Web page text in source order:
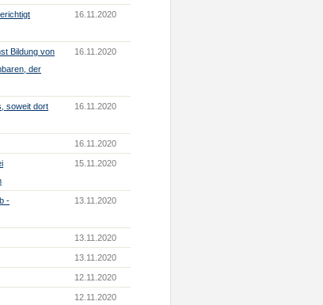
16.11.2020
Bildung von
der
16.11.2020
soweit dort
16.11.2020
16.11.2020
15.11.2020
-
13.11.2020
13.11.2020
13.11.2020
12.11.2020
12.11.2020